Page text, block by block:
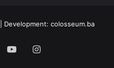
Development: colosseum.ba
YouTubeInstagram